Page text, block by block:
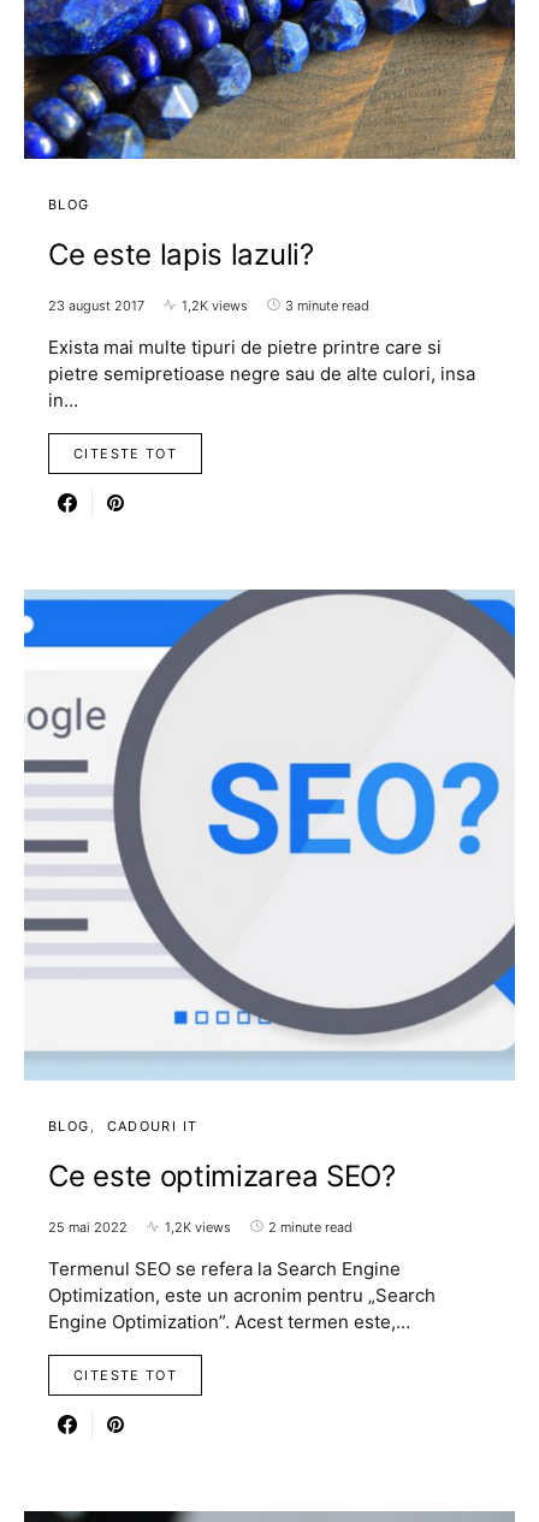
BLOG
Ce este lapis lazuli?
23 august 2017 1,2K views 3 minute read
Exista mai multe tipuri de pietre printre care si
pietre semipretioase negre sau de alte culori, insa
in…
CITESTE TOT
BLOG CADOURI IT
Ce este optimizarea SEO?
25 mai 2022 1,2K views 2 minute read
Termenul SEO se refera la Search Engine
Optimization, este un acronim pentru „Search
Engine Optimization”. Acest termen este,…
CITESTE TOT